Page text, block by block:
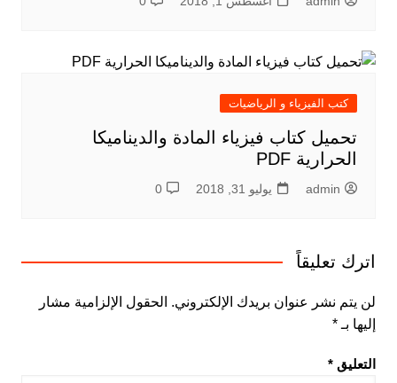
كتب الفيزياء و الرياضيات
تحميل كتاب فيزياء المادة والديناميكا
الحرارية PDF
admin يوليو 31, 2018 0
اترك تعليقاً
لن يتم نشر عنوان بريدك الإلكتروني. الحقول الإلزامية مشار
إليها بـ *
التعليق *